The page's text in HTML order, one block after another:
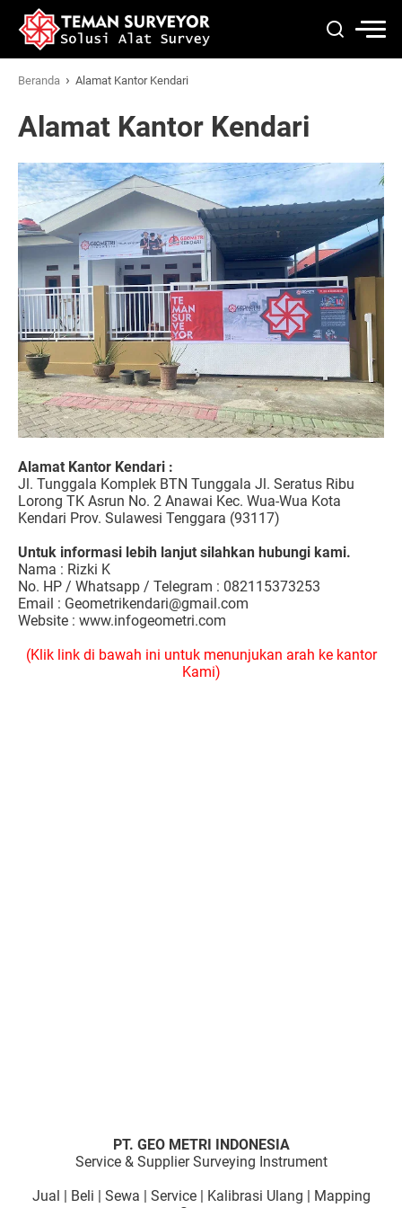
Beranda › Alamat Kantor Kendari
Alamat Kantor Kendari
Alamat Kantor Kendari :
Jl. Tunggala Komplek BTN Tunggala Jl. Seratus Ribu
Lorong TK Asrun No. 2 Anawai Kec. Wua-Wua Kota
Kendari Prov. Sulawesi Tenggara (93117)
Untuk informasi lebih lanjut silahkan hubungi kami.
Nama : Rizki K
No. HP / Whatsapp / Telegram : 082115373253
Email : Geometrikendari@gmail.com
Website : www.infogeometri.com
(Klik link di bawah ini untuk menunjukan arah ke kantor
Kami)
PT. GEO METRI INDONESIA
Service & Supplier Surveying Instrument
Jual | Beli | Sewa | Service | Kalibrasi Ulang | Mapping